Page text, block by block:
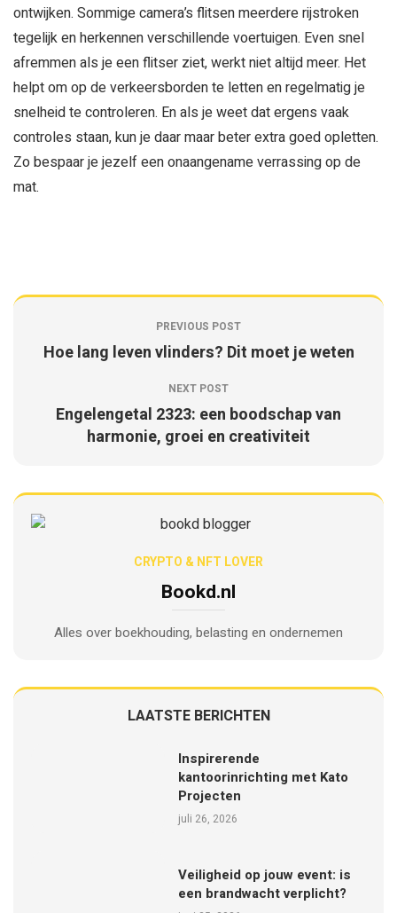
ontwijken. Sommige camera’s flitsen meerdere rijstroken
tegelijk en herkennen verschillende voertuigen. Even snel
afremmen als je een flitser ziet, werkt niet altijd meer. Het
helpt om op de verkeersborden te letten en regelmatig je
snelheid te controleren. En als je weet dat ergens vaak
controles staan, kun je daar maar beter extra goed opletten.
Zo bespaar je jezelf een onaangename verrassing op de
mat.
PREVIOUS POST
Hoe lang leven vlinders? Dit moet je weten
NEXT POST
Engelengetal 2323: een boodschap van
harmonie, groei en creativiteit
CRYPTO & NFT LOVER
Bookd.nl
Alles over boekhouding, belasting en ondernemen
LAATSTE BERICHTEN
Inspirerende
kantoorinrichting met Kato
Projecten
juli 26, 2026
Veiligheid op jouw event: is
een brandwacht verplicht?